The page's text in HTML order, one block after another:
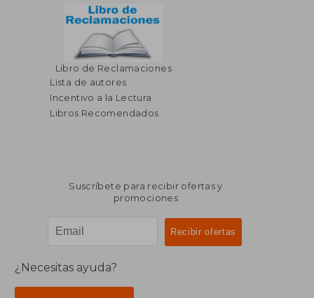
40%
dcto.
$ 70.86
$ 42.52
Libro de Reclamaciones
Lista de autores
Incentivo a la Lectura
Libros Recomendados
Suscríbete para recibir ofertas y
promociones
¿Necesitas ayuda?